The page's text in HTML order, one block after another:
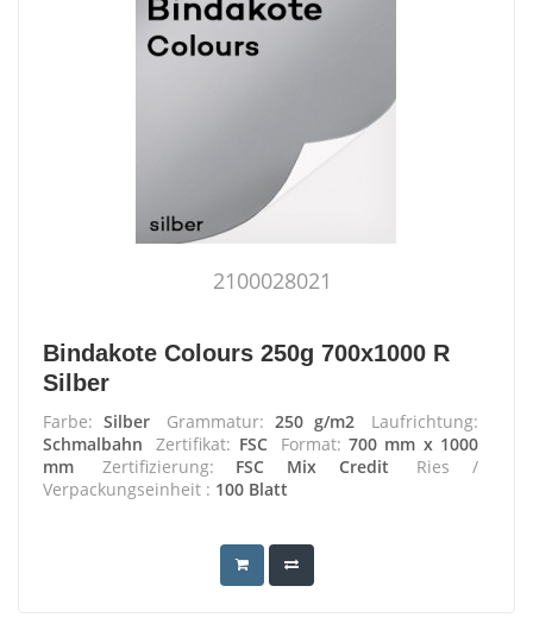
2100028021
Bindakote Colours 250g 700x1000 R
Silber
Farbe: Silber Grammatur: 250 g/m2
Laufrichtung:
Schmalbahn
Zertifikat: FSC Format:700 mm x 1000
mm
Zertifizierung: FSC Mix Credit
Ries /
Verpackungseinheit : 100 Blatt